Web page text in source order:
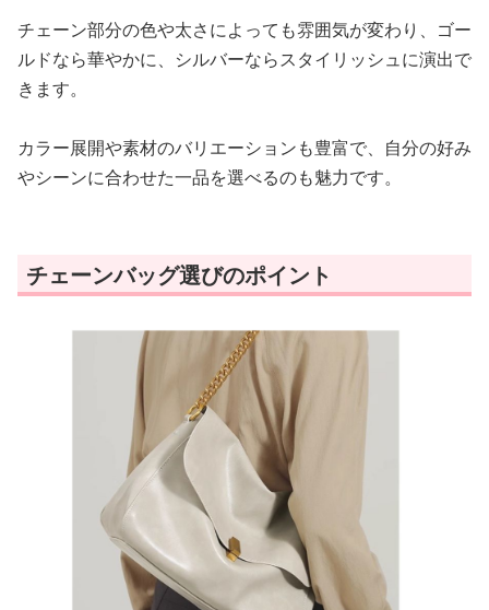
チェーン部分の色や太さによっても雰囲気が変わり、ゴー
ルドなら華やかに、シルバーならスタイリッシュに演出で
きます。
カラー展開や素材のバリエーションも豊富で、自分の好み
やシーンに合わせた一品を選べるのも魅力です。
チェーンバッグ選びのポイント